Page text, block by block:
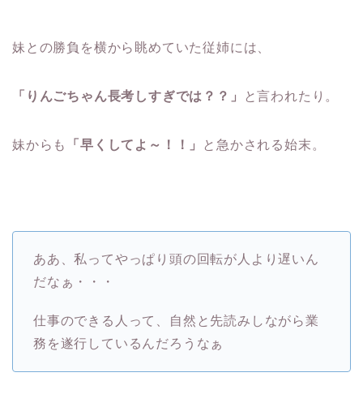
妹との勝負を横から眺めていた従姉には、
「りんごちゃん長考しすぎでは？？」 と言われたり。
妹からも 「早くしてよ～！！」 と急かされる始末。
ああ、私ってやっぱり頭の回転が人より遅いん
だなぁ・・・
仕事のできる人って、自然と先読みしながら業
務を遂行しているんだろうなぁ